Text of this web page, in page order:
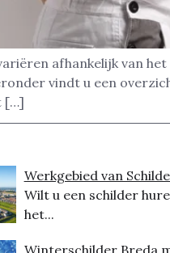
afhankelijk van
vindt u een
[…]
Werkgebied van
Wilt u een schilder
het...